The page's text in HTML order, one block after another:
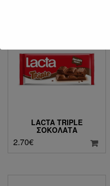
LACTA TRIPLE
ΣΟΚΟΛΆΤΑ
2.70€